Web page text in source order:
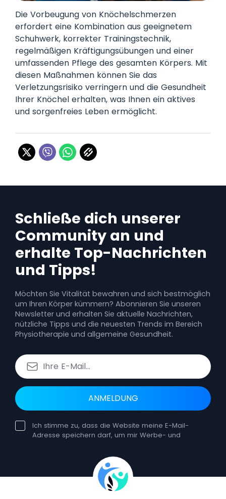
Die Vorbeugung von Knöchelschmerzen
erfordert eine Kombination aus geeignetem
Schuhwerk, korrekter Trainingstechnik,
regelmäßigen Kräftigungsübungen und einer
umfassenden Pflege des gesamten Körpers. Mit
diesen Maßnahmen können Sie das
Verletzungsrisiko verringern und die Gesundheit
Ihrer Knöchel erhalten, was Ihnen ein aktives
und sorgenfreies Leben ermöglicht.
Schließe dich unserer
Community an und
erhalte Top-Nachrichten
und Tipps!
Möchten Sie Vitalität bewahren und sich bestmöglich
um Ihren Körper kümmern? Abonnieren Sie unseren
Newsletter und erhalten Sie aktuelle Nachrichten,
nützliche Tipps und die neuesten Trends im Bereich
Physiotherapie und allgemeine Gesundheit.
ANMELDUNG
Ich stimme zu, dass die Website meine E-Mail-
Adresse speichern darf, um mir Werbe- und
Widerruf hat keine Auswirkungen auf die
Rechtmäßigkeit der Verarbeitung, die auf der
Einwilligung vor dem Widerruf beruht. Sie können
sich jederzeit vom Erhalt unserer E-Mails